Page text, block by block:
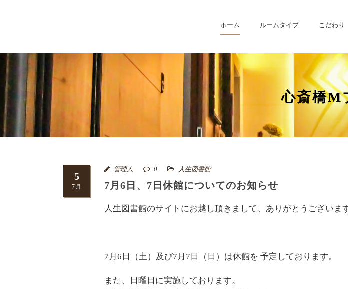
ホーム ルームタイプ こだわり
心斎橋M
5
7月
管理人 0 人生図書館
7月6日、7日休館についてのお知らせ
人生図書館のサイトにお越し頂きまして、ありがとうございます
7月6日（土）及び7月7日（日）は休館を 予定しております。
また、日曜日に実施しております。